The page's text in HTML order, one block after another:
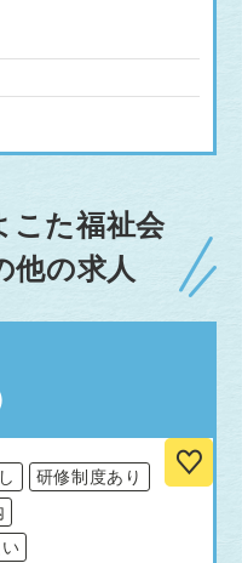
こた福祉会
他の求人
研修制度あり